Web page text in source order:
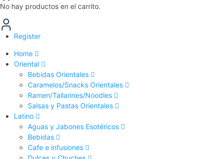
No hay productos en el carrito.
Register
Home
Oriental
Bebidas Orientales
Caramelos/Snacks Orientales
Ramen/Tallarines/Noodles
Salsas y Pastas Orientales
Latino
Aguas y Jabones Esotéricos
Bebidas
Cafe e infusiones